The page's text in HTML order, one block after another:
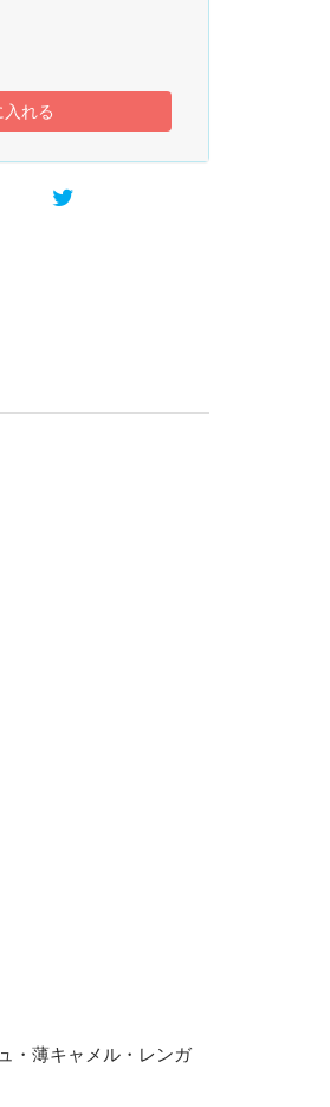
れる
・薄キャメル・レンガ